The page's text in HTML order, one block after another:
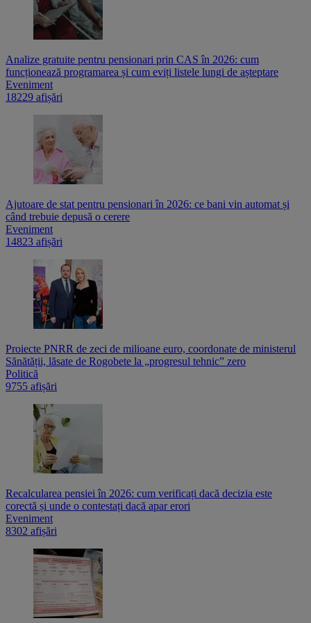
Analize gratuite pentru pensionari prin CAS în 2026: cum
funcționează programarea și cum eviți listele lungi de așteptare
Eveniment
18229 afișări
Ajutoare de stat pentru pensionari în 2026: ce bani vin automat și
când trebuie depusă o cerere
Eveniment
14823 afișări
Proiecte PNRR de zeci de milioane euro, coordonate de ministerul
Sănătății, lăsate de Rogobete la „progresul tehnic” zero
Politică
9755 afișări
Recalcularea pensiei în 2026: cum verificați dacă decizia este
corectă și unde o contestați dacă apar erori
Eveniment
8302 afișări